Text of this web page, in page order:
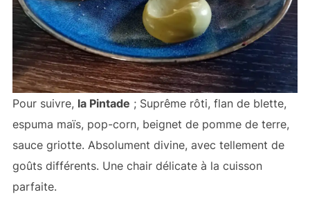
Pour suivre, la Pintade ; Suprême rôti, flan de blette,
espuma maïs, pop-corn, beignet de pomme de terre,
sauce griotte. Absolument divine, avec tellement de
goûts différents. Une chair délicate à la cuisson
parfaite.